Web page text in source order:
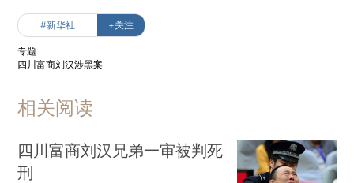
#新华社 +关注
专题
四川富商刘汉涉黑案
相关阅读
四川富商刘汉兄弟一审被判死
刑